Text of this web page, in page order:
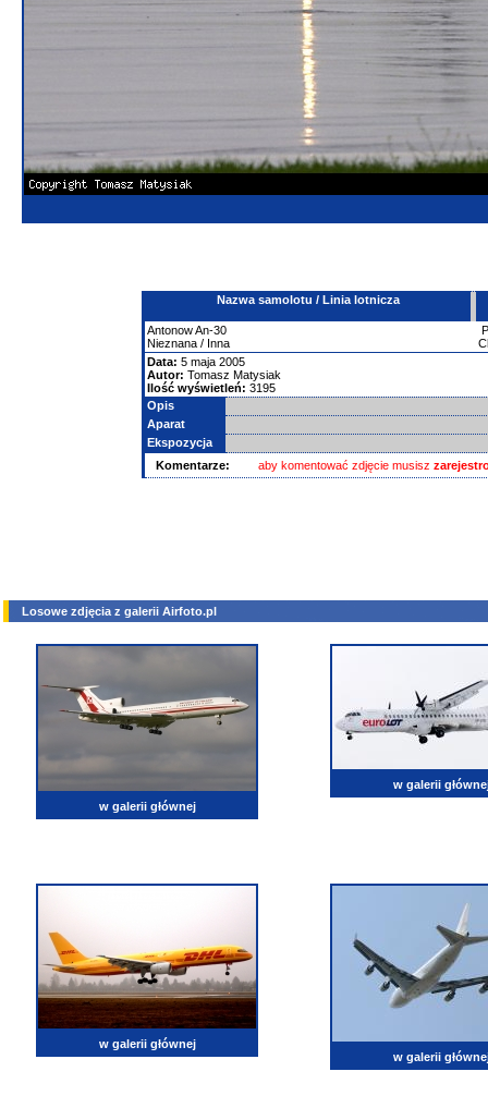
Nazwa samolotu / Linia lotnicza
AntonowAn-30
Nieznana / Inna
Data: 5 maja 2005
Autor: Tomasz Matysiak
Ilość wyświetleń: 3195
Opis
Aparat
Ekspozycja
Komentarze:
aby komentować zdjęcie musisz
Losowe zdjęcia z galerii Airfoto.pl
w galerii głównej
w galerii
w galerii głównej
w galerii